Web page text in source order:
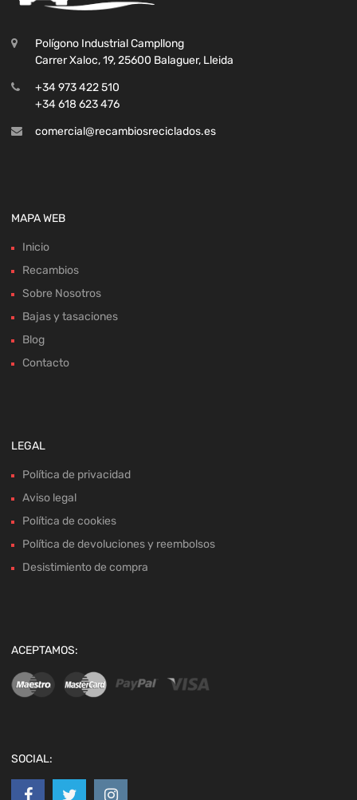
Polígono Industrial Campllong
Carrer Xaloc, 19, 25600 Balaguer, Lleida
+34 973 422 510
+34 618 623 476
comercial@recambiosreciclados.es
MAPA WEB
Inicio
Recambios
Sobre Nosotros
Bajas y tasaciones
Blog
Contacto
LEGAL
Política de privacidad
Aviso legal
Política de cookies
Política de devoluciones y reembolsos
Desistimiento de compra
ACEPTAMOS:
SOCIAL: